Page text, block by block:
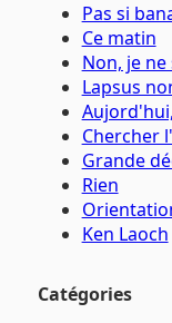
Pas si
Ce matin
Non, je
Lapsus
Chercher
Grande
Rien
Ken Laoch
Catégories